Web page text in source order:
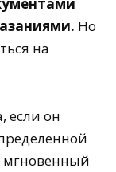
Но
на
если он
мгновенный